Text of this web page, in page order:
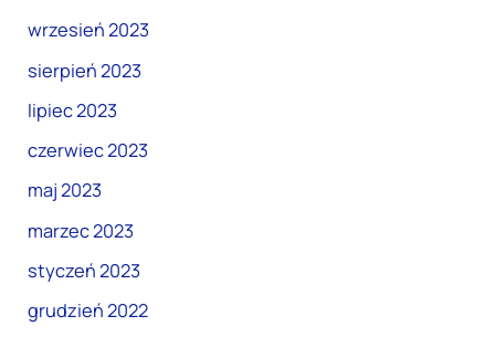
wrzesień 2023
sierpień 2023
lipiec 2023
czerwiec 2023
maj 2023
marzec 2023
styczeń 2023
grudzień 2022